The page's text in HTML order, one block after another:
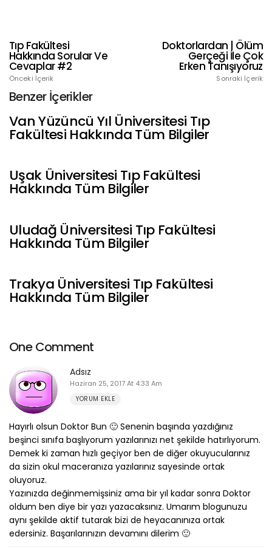
Tıp Fakültesi
Hakkında Sorular Ve
Cevaplar #2
Önceki İçerik
Doktorlardan | Ölüm
Gerçeği İle Çok
Erken Tanışıyoruz
Sonraki İçerik
Benzer İçerikler
Van Yüzüncü Yıl Üniversitesi Tıp
Fakültesi Hakkında Tüm Bilgiler
Uşak Üniversitesi Tıp Fakültesi
Hakkında Tüm Bilgiler
Uludağ Üniversitesi Tıp Fakültesi
Hakkında Tüm Bilgiler
Trakya Üniversitesi Tıp Fakültesi
Hakkında Tüm Bilgiler
One Comment
Adsız
Haziran 25, 2017 At 4:33 Am
YORUM EKLE
Hayırlı olsun Doktor Bun 🙂 Senenin başında yazdığınız
beşinci sınıfa başlıyorum yazılarınızı net şekilde hatırlıyorum.
Demek ki zaman hızlı geçiyor ben de diğer okuyucularınız
da sizin okul maceranıza yazılarınız sayesinde ortak
oluyoruz.
Yazınızda değinmemişsiniz ama bir yıl kadar sonra Doktor
oldum ben diye bir yazı yazacaksınız. Umarım blogunuzu
aynı şekilde aktif tutarak bizi de heyacanınıza ortak
edersiniz. Başarılarınızın devamını dilerim 🙂